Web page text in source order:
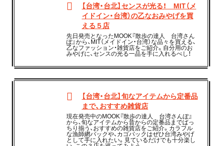
【台湾・台北】センスが光る！ MIT（メ
イドイン・台湾）の乙なおみやげを買
える５店
先日発売となったMOOK『散歩の達人 台湾さん
ぽ』から、MIT（メイドイン・台湾）な品々を買える、
乙なファッション・雑貨店をご紹介。自分用のお
みやげに、センスの光る一品を手に入れるべし！
【台湾・台北】旬なアイテムから定番品
まで、おすすめ雑貨店
現在発売中のMOOK『散歩の達人 台湾さんぽ』
から、旬なアイテムから昔からの定番品までばっ
ちり揃う、おすすめの雑貨店をご紹介。カラフル
な漁師網バックや、カゴバックはぜひ台湾みやげ
として手に入れたい。見ているだけでも十分楽し